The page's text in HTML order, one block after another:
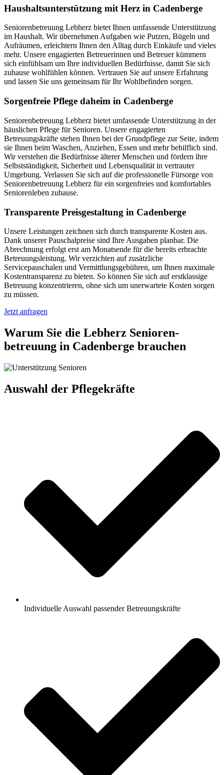
Haushalts­unterstützung mit Herz in Cadenberge
Seniorenbetreuung Lebherz bietet Ihnen umfassende Unterstützung
im Haushalt. Wir übernehmen Aufgaben wie Putzen, Bügeln und
Aufräumen, erleichtern Ihnen den Alltag durch Einkäufe und vieles
mehr. Unsere engagierten Betreuerinnen und Betreuer kümmern
sich einfühlsam um Ihre individuellen Bedürfnisse, damit Sie sich
zuhause wohlfühlen können. Vertrauen Sie auf unsere Erfahrung
und lassen Sie uns gemeinsam für Ihr Wohlbefinden sorgen.
Sorgenfreie Pflege daheim in Cadenberge
Seniorenbetreuung Lebherz bietet umfassende Unterstützung in der
häuslichen Pflege für Senioren. Unsere engagierten
Betreuungskräfte stehen Ihnen bei der Grundpflege zur Seite, indem
sie Ihnen beim Waschen, Anziehen, Essen und mehr behilflich sind.
Wir verstehen die Bedürfnisse älterer Menschen und fördern ihre
Selbstständigkeit, Sicherheit und Lebensqualität in vertrauter
Umgebung. Verlassen Sie sich auf die professionelle Fürsorge von
Seniorenbetreuung Lebherz für ein sorgenfreies und komfortables
Seniorenleben zuhause.
Transparente Preisgestaltung in Cadenberge
Unsere Leistungen zeichnen sich durch transparente Kosten aus.
Dank unserer Pauschalpreise sind Ihre Ausgaben planbar. Die
Abrechnung erfolgt erst am Monatsende für die bereits erbrachte
Betreuungsleistung. Wir verzichten auf zusätzliche
Servicepauschalen und Vermittlungsgebühren, um Ihnen maximale
Kostentransparenz zu bieten. So können Sie sich auf erstklassige
Betreuung konzentrieren, ohne sich um unerwartete Kosten sorgen
zu müssen.
Jetzt anfragen
Warum Sie die Lebherz Senioren­
betreuung in Cadenberge brauchen
Auswahl der Pflegekräfte
Individuelle Auswahl passender Betreuungskräfte